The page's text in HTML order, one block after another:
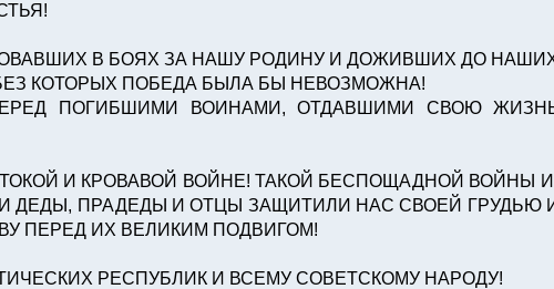
В БОЯХ ЗА НАШУ РОДИНУ И ДОЖИВШИХ ДО
КОТОРЫХ ПОБЕДА БЫЛА БЫ НЕВОЗМОЖНА!
ПОГИБШИМИ ВОИНАМИ, ОТДАВШИМИ СВОЮ
И КРОВАВОЙ ВОЙНЕ! ТАКОЙ БЕСПОЩАДНОЙ ВОЙНЫ
ДЕДЫ, ПРАДЕДЫ И ОТЦЫ ЗАЩИТИЛИ НАС СВОЕЙ ГРУДЬЮ
ПЕРЕД ИХ ВЕЛИКИМ ПОДВИГОМ!
РЕСПУБЛИК И ВСЕМУ СОВЕТСКОМУ НАРОДУ!